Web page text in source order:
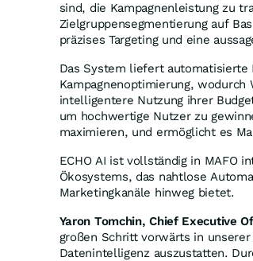
sind, die Kampagnenleistung zu
Zielgruppensegmentierung auf
präzises Targeting und eine
Das System liefert
Kampagnenoptimierung,
intelligentere Nutzung ihrer
um hochwertige Nutzer zu
maximieren, und ermöglicht es
ECHO AI ist vollständig in MAFO
Ökosystems, das nahtlose
Marketingkanäle hinweg bietet.
Yaron Tomchin, Chief Executive
großen Schritt vorwärts in
Datenintelligenz auszustatten.